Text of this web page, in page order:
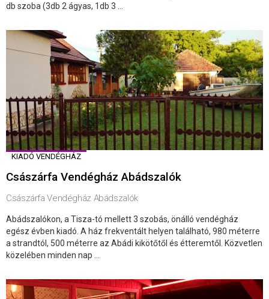
db szoba (3db 2 ágyas, 1db 3 ...
KIADÓ VENDÉGHÁZ
Császárfa Vendégház Abádszalók
Császárfa Vendégház Abádszalók
Abádszalókon, a Tisza-tó mellett 3 szobás, önálló vendégház
egész évben kiadó. A ház frekventált helyen található, 980 méterre
a strandtól, 500 méterre az Abádi kikötőtől és étteremtől. Közvetlen
közelében minden nap ...